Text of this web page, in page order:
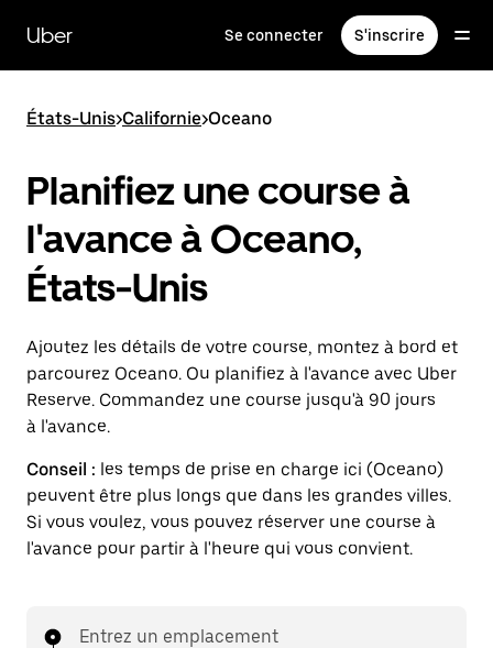
contenu
principal
Uber Se connecter S'inscrire
États-Unis>Californie>Oceano
Planifiez une course à
l'avance à Oceano,
États-Unis
Ajoutez les détails de votre course, montez à bord et
parcourez Oceano. Ou planifiez à l'avance avec Uber
Reserve. Commandez une course jusqu'à 90 jours
à l'avance.
Conseil : les temps de prise en charge ici (Oceano)
peuvent être plus longs que dans les grandes villes.
Si vous voulez, vous pouvez réserver une course à
l'avance pour partir à l'heure qui vous convient.
Entrez un emplacement